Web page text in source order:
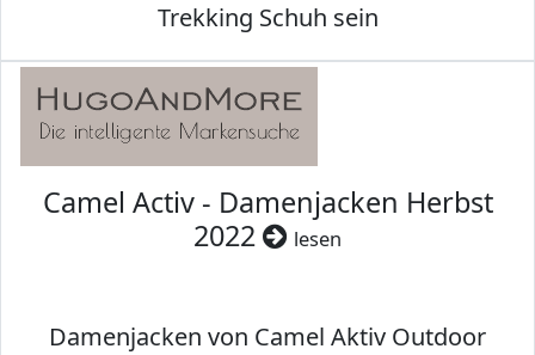
Trekking Schuh sein
Camel Activ - Damenjacken Herbst
2022
lesen
Damenjacken von Camel Aktiv Outdoor